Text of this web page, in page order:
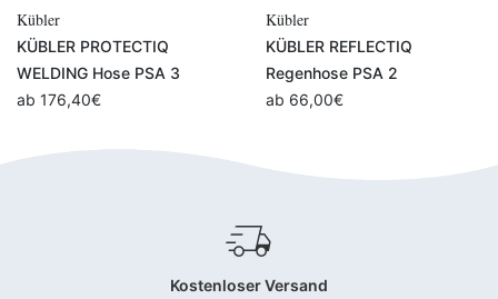
Kübler
KÜBLER PROTECTIQ
WELDING Hose PSA 3
ab 176,40€
Kübler
KÜBLER REFLECTIQ
Regenhose PSA 2
ab 66,00€
Kostenloser Versand